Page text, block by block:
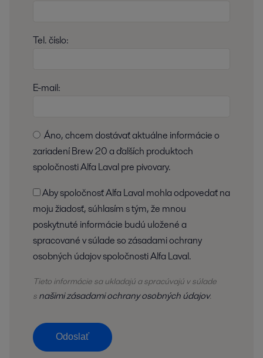
Tel. číslo:
E-mail:
zariadení Brew 20 a ďalších produktoch
spoločnosti Alfa Laval pre pivovary.
moju žiadosť, súhlasím s tým, že mnou
poskytnuté informácie budú uložené a
spracované v súlade so zásadami ochrany
osobných údajov spoločnosti Alfa Laval.
Tieto informácie sa ukladajú aspracúvajú v súlade
s našimi zásadami ochrany osobných údajov.
Odoslať